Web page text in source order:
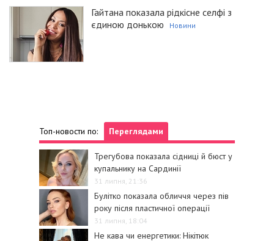
Гайтана показала рідкісне селфі з
єдиною донькою
Новини
Топ-новости по: Переглядами
Трегубова показала сідниці й бюст у
купальнику на Сардинії
31 липня, 21:36
Булітко показала обличчя через пів
року після пластичної операції
31 липня, 18:04
Не кава чи енергетики: Нікітюк